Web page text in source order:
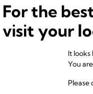
For the
visit your
It
You
Please